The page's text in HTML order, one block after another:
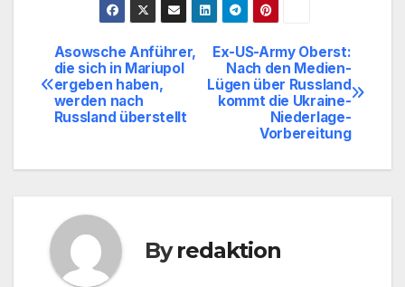
Beitragsnavigation
Ex-US-Army Oberst:
Nach den Medien-
Lügen über Russland
kommt die Ukraine-
Niederlage-
Vorbereitung
Asowsche Anführer,
die sich in Mariupol
ergeben haben,
werden nach
Russland überstellt
Byredaktion